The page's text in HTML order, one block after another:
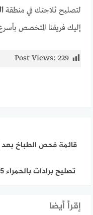
لتصليح ثلاجتك في منطقة
إليك فريقنا المتخصص
Post Views: 229
قائمة فحص الطباخ بعد
تصليح برادات بالحمراء 92287575 فني صيانة برادات وثلاجات
إقرأ أيضا